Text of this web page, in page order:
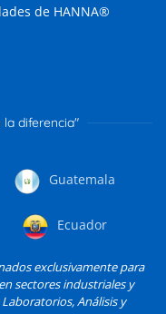
de HANNA®
diferencia"
Guatemala
Ecuador
exclusivamente para
sectores industriales y
Análisis y